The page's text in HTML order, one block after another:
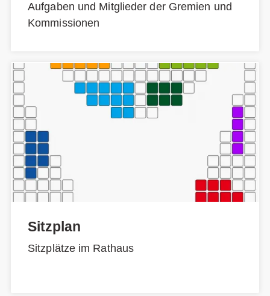
Aufgaben und Mitglieder der Gremien und
Kommissionen
Sitzplan
Sitzplätze im Rathaus